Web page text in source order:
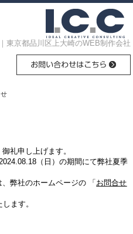
東京都品川区上大崎のWEB制作会社
礼申し上げます。
（日）の期間にて弊社夏季
弊社のホームページの 「 お問合せ
ます。